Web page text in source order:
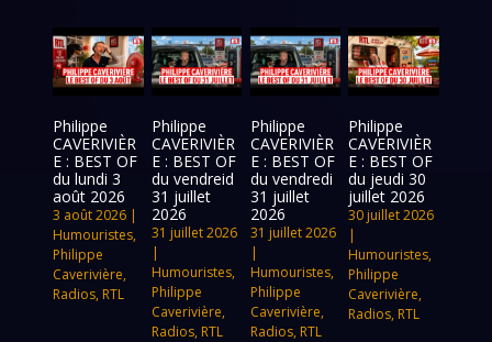
Philippe
CAVERIVIÈR
E : BEST OF
du lundi 3
août 2026
3 août 2026 |
Humouristes,
Philippe
Caverivière,
Radios, RTL
Philippe
CAVERIVIÈR
E : BEST OF
du vendreid
31 juillet
2026
31 juillet 2026
|
Humouristes,
Philippe
Caverivière,
Radios, RTL
Philippe
CAVERIVIÈR
E : BEST OF
du vendredi
31 juillet
2026
31 juillet 2026
|
Humouristes,
Philippe
Caverivière,
Radios, RTL
Philippe
CAVERIVIÈR
E : BEST OF
du jeudi 30
juillet 2026
30 juillet 2026
|
Humouristes,
Philippe
Caverivière,
Radios, RTL